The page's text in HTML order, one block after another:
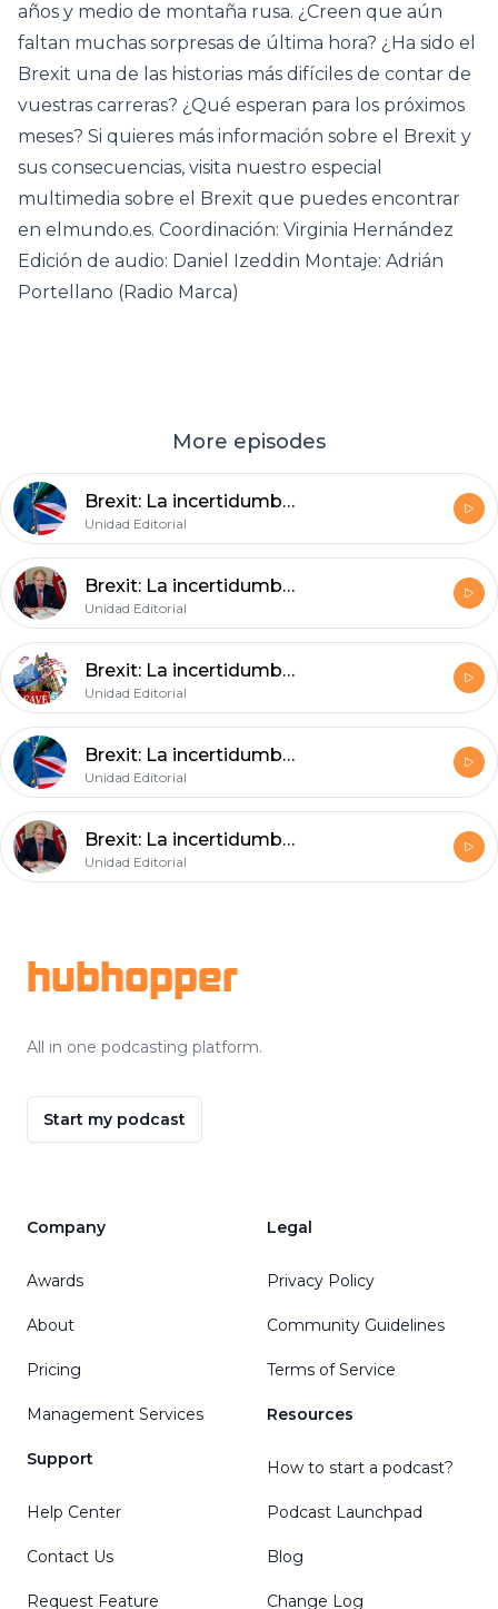
años y medio de montaña rusa. ¿Creen que aún
faltan muchas sorpresas de última hora? ¿Ha sido el
Brexit una de las historias más difíciles de contar de
vuestras carreras? ¿Qué esperan para los próximos
meses? Si quieres más información sobre el Brexit y
sus consecuencias, visita nuestro especial
multimedia sobre el Brexit que puedes encontrar
en elmundo.es. Coordinación: Virginia Hernández
Edición de audio: Daniel Izeddin Montaje: Adrián
Portellano (Radio Marca)
More episodes
Brexit: La incertidumbre constante (III)
Unidad Editorial
Brexit: La incertidumbre constante (II)
Unidad Editorial
Brexit: La incertidumbre constante (I)
Unidad Editorial
Brexit: La incertidumbre constante (III)
Unidad Editorial
Brexit: La incertidumbre constante (II)
Unidad Editorial
hubhopper
All in one podcasting platform.
Start my podcast
Company
Awards
About
Pricing
Management Services
Support
Help Center
Contact Us
Request Feature
Legal
Privacy Policy
Community Guidelines
Terms of Service
Resources
How to start a podcast?
Podcast Launchpad
Blog
Change Log